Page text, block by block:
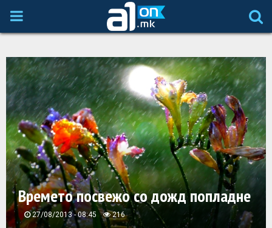
P
I
M
A
R
Y
Времето посвежо со дожд попладне
27/08/2013 - 08:45 216